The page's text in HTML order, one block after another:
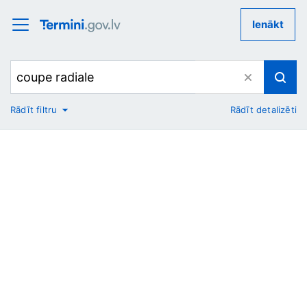
Ienākt
No
Rādīt filtru Rādīt detalizēti